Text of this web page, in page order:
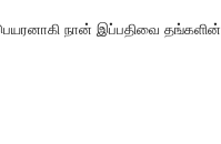
நான் இப்பதிவை தங்களின்